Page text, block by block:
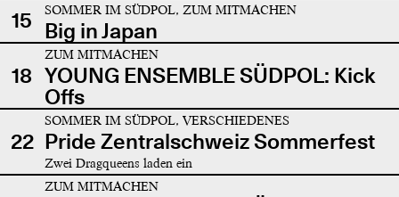
15
SOMMER IM SÜDPOL, ZUM MITMACHEN
Big in Japan
18
ZUM MITMACHEN
YOUNG ENSEMBLE SÜDPOL: Kick
Offs
22
SOMMER IM SÜDPOL, VERSCHIEDENES
Pride Zentralschweiz Sommerfest
Zwei Dragqueens laden ein
ZUM MITMACHEN